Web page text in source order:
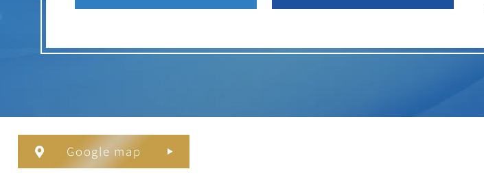
Google map